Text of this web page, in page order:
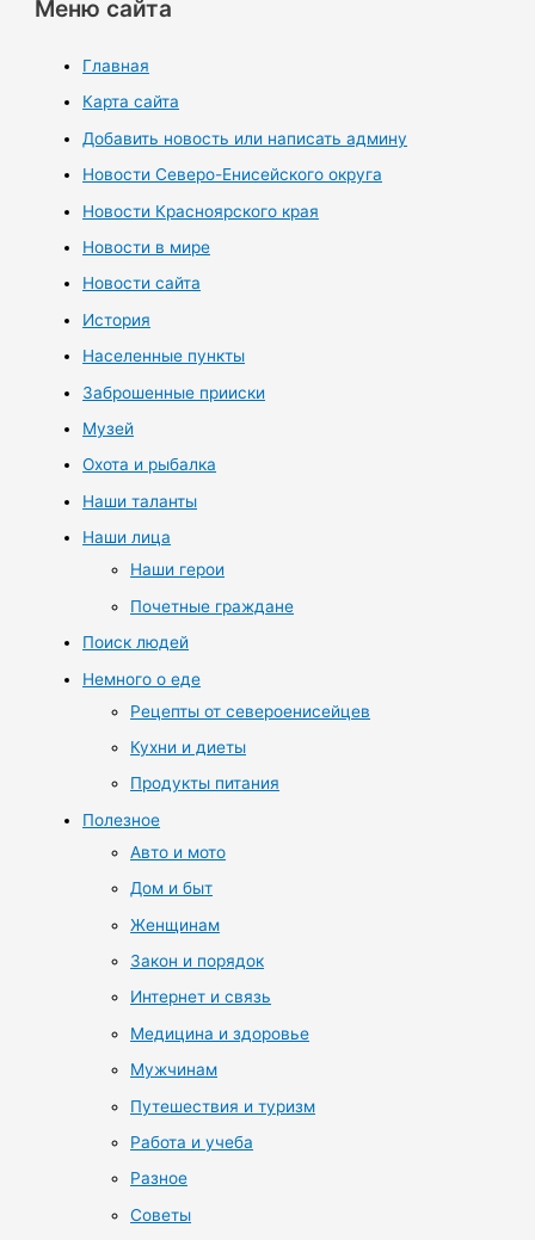
Меню сайта
Главная
Карта сайта
Добавить новость или написать админу
Новости Северо-Енисейского округа
Новости Красноярского края
Новости в мире
Новости сайта
История
Населенные пункты
Заброшенные прииски
Музей
Охота и рыбалка
Наши таланты
Наши лица
Наши герои
Почетные граждане
Поиск людей
Немного о еде
Рецепты от североенисейцев
Кухни и диеты
Продукты питания
Полезное
Авто и мото
Дом и быт
Женщинам
Закон и порядок
Интернет и связь
Медицина и здоровье
Мужчинам
Путешествия и туризм
Работа и учеба
Разное
Советы